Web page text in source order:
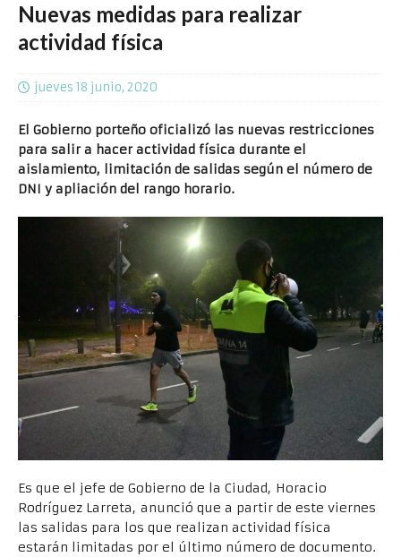
Nuevas medidas para realizar
actividad física
jueves 18 junio, 2020
El Gobierno porteño oficializó las nuevas restricciones
para salir a hacer actividad física durante el
aislamiento, limitación de salidas según el número de
DNI y apliación del rango horario.
Es que el jefe de Gobierno de la Ciudad, Horacio
Rodríguez Larreta, anunció que a partir de este viernes
las salidas para los que realizan actividad física
estarán limitadas por el último número de documento.